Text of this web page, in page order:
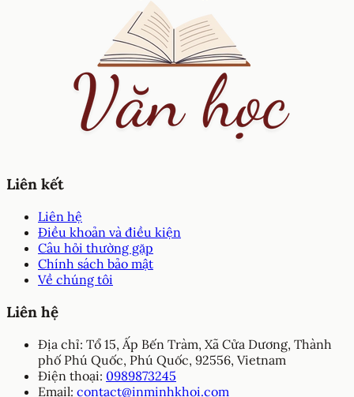
Liên kết
Liên hệ
Điều khoản và điều kiện
Câu hỏi thường gặp
Chính sách bảo mật
Về chúng tôi
Liên hệ
Địa chỉ: Tổ 15, Ấp Bến Tràm, Xã Cửa Dương, Thành
phố Phú Quốc, Phú Quốc, 92556, Vietnam
Điện thoại: 0989873245
Email: contact@inminhkhoi.com